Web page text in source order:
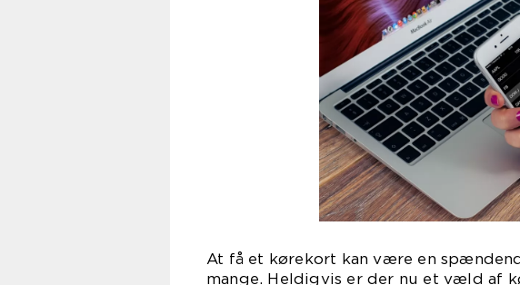
At få et kørekort kan være en
mange. Heldigvis er der nu et væld af